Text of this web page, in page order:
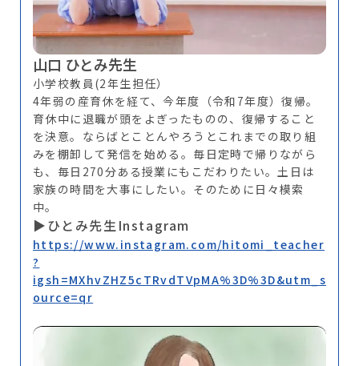
山口 ひとみ先生
小学校教員(2年生担任）
4年弱の産育休を経て、今年度（令和7年度）復帰。
育休中に退職が頭をよぎったものの、復帰すること
を決意。ならばとことんやろうとこれまでの取り組
みを棚卸して発信を始める。毎日定時で帰りながら
も、毎日270分ある授業にもこだわりたい。土日は
家族の時間を大事にしたい。そのために日々模索
中。
▶ひとみ先生Instagram
https://www.instagram.com/hitomi_teacher
?
igsh=MXhvZHZ5cTRvdTVpMA%3D%3D&utm_s
ource=qr